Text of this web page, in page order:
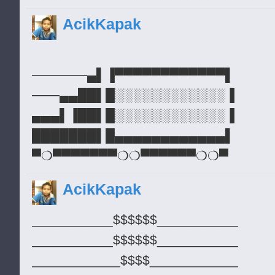
AcikKapak
──────▄▌▐▀▀▀▀▀▀▀▀▀▀▀▀▌
───▄▄██▌█░░░░░░░░░░░░▐
▄▄▄▌▐██▌█░░░░░░░░░░░░▐
███████▌█▄▄▄▄▄▄▄▄▄▄▄▄▌
▀❍▀▀▀▀▀▀▀❍❍▀▀▀▀▀▀❍❍▀
AcikKapak
___________$$$$$$___________
___________$$$$$$___________
____________$$$$____________